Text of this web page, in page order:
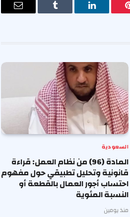
بينتيريستلينكدإن Tumblr
البريد
السعودية
المادة (96) من نظام العمل: قراءة
قانونية وتحليل تطبيقي حول مفهوم
احتساب أجور العمال بالقطعة أو
النسبة المئوية
منذ يومين